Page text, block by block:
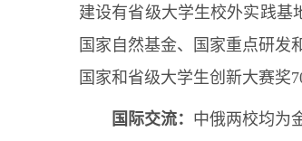
建设有省级大学生校外实践基
国家自然基金、国家重点研发
国家和省级大学生创新大赛奖
国际交流： 中俄两校均为